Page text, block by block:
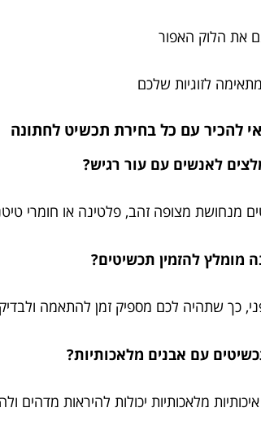
את הלוק האפור
לזוגיות שלכם
להכיר עם כל בחירת תכשיט לחתונה
לאנשים עם עור רגיש?
מנחושת מצופה זהב, פלטינה או חומרי
מומלץ להזמין תכשיטים?
כך שתהיה לכם מספיק זמן להתאמה
עם אבנים מלאכותיות?
מלאכותיות יכולות להיראות מדהים